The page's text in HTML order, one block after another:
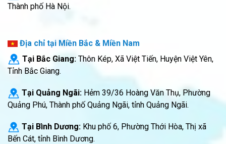
Thành phố Hà Nội.
Địa chỉ tại Miền Bắc & Miền Nam
Tại Bắc Giang: Thôn Kép, Xã Việt Tiến, Huyện Việt Yên,
Tỉnh Bắc Giang.
Tại Quảng Ngãi: Hẻm 39/36 Hoàng Văn Thụ, Phường
Quảng Phú, Thành phố Quảng Ngãi, tỉnh Quảng Ngãi.
Tại Bình Dương: Khu phố 6, Phường Thới Hòa, Thị xã
Bến Cát, tỉnh Bình Dương.